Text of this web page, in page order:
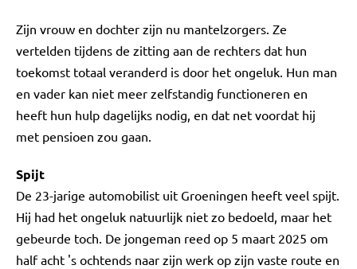
Zijn vrouw en dochter zijn nu mantelzorgers. Ze
vertelden tijdens de zitting aan de rechters dat hun
toekomst totaal veranderd is door het ongeluk. Hun man
en vader kan niet meer zelfstandig functioneren en
heeft hun hulp dagelijks nodig, en dat net voordat hij
met pensioen zou gaan.
Spijt
De 23-jarige automobilist uit Groeningen heeft veel spijt.
Hij had het ongeluk natuurlijk niet zo bedoeld, maar het
gebeurde toch. De jongeman reed op 5 maart 2025 om
half acht 's ochtends naar zijn werk op zijn vaste route en